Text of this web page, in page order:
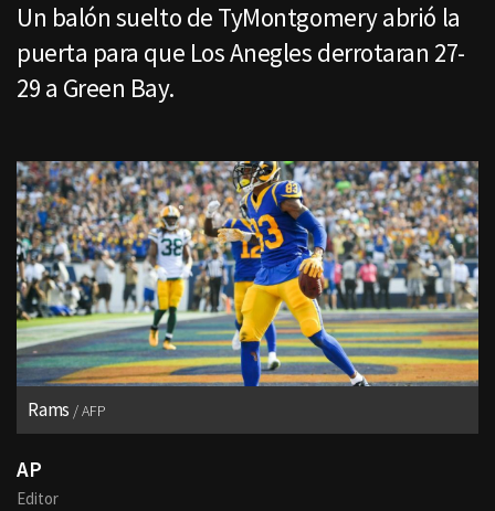
Un balón suelto de TyMontgomery abrió la
puerta para que Los Anegles derrotaran 27-
29 a Green Bay.
Rams AFP
AP
Editor